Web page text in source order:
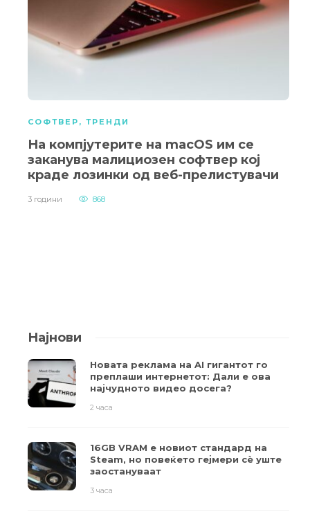
СОФТВЕР , ТРЕНДИ
На компјутерите на macOS им се
заканува малициозен софтвер кој
краде лозинки од веб-прелистувачи
3 години 868
Најнови
Новата реклама на AI гигантот го
преплаши интернетот: Дали е ова
најчудното видео досега?
2 часа
16GB VRAM е новиот стандард на
Steam, но повеќето гејмери ​​сè уште
заостануваат
3 часа